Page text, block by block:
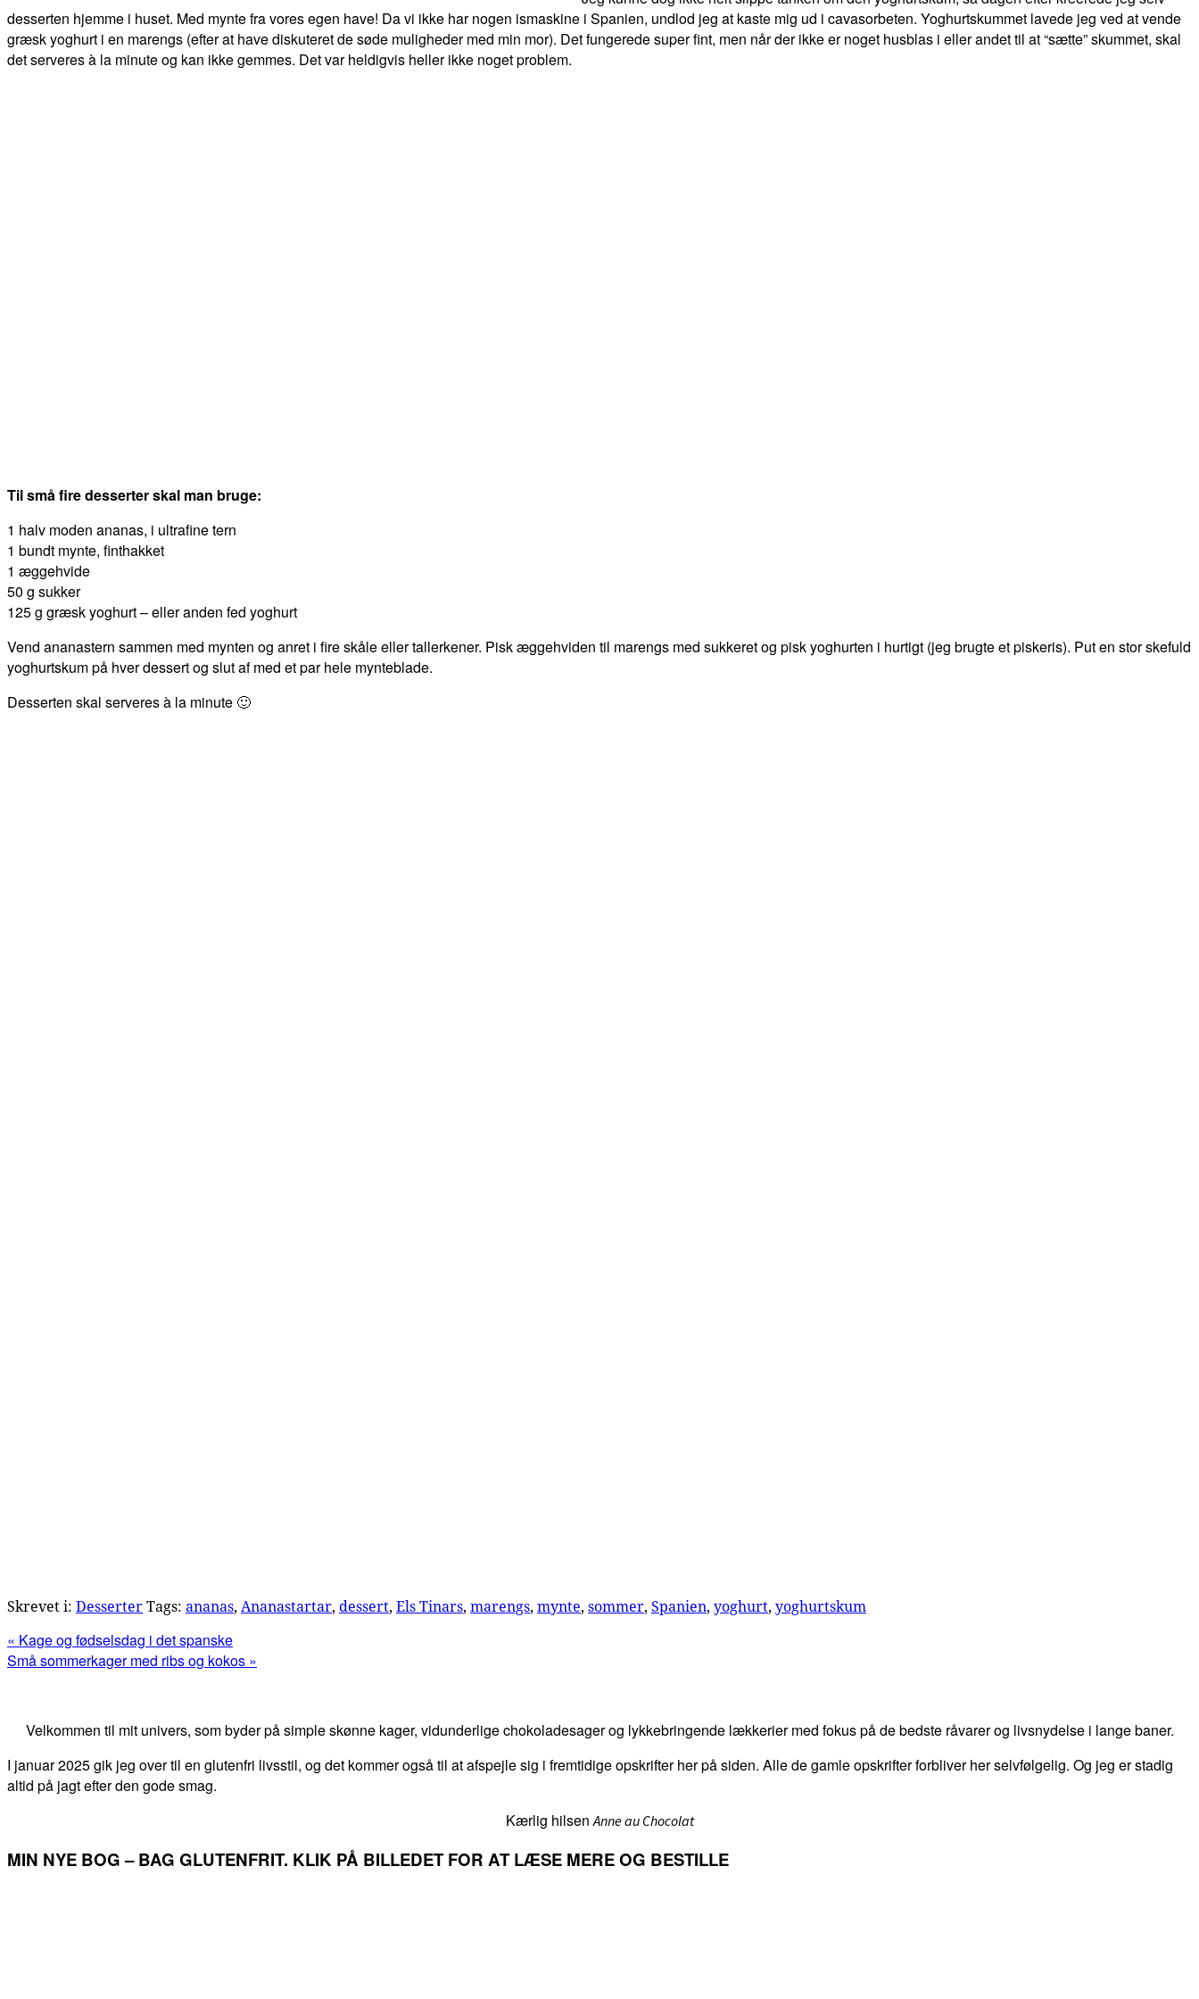
desserten hjemme i huset. Med mynte fra vores egen have! Da vi ikke har nogen ismaskine i Spanien, undlod jeg at kaste mig ud i cavasorbeten. Yoghurtskummet lavede jeg ved at vende
græsk yoghurt i en marengs (efter at have diskuteret de søde muligheder med min mor). Det fungerede super fint, men når der ikke er noget husblas i eller andet til at “sætte” skummet, skal
det serveres à la minute og kan ikke gemmes. Det var heldigvis heller ikke noget problem.
Til små fire desserter skal man bruge:
1 halv moden ananas, i ultrafine tern
1 bundt mynte, finthakket
1 æggehvide
50 g sukker
125 g græsk yoghurt – eller anden fed yoghurt
Vend ananastern sammen med mynten og anret i fire skåle eller tallerkener. Pisk æggehviden til marengs med sukkeret og pisk yoghurten i hurtigt (jeg brugte et piskeris). Put en stor skefuld
yoghurtskum på hver dessert og slut af med et par hele mynteblade.
Desserten skal serveres à la minute 🙂
Skrevet i: Desserter Tags: ananas, Ananastartar, dessert, Els Tinars, marengs, mynte, sommer, Spanien, yoghurt, yoghurtskum
Previous
Post:
« Kage og fødselsdag i det spanske
Next
Små sommerkager med ribs og kokos »
Sidebar
Velkommen til mit univers, som byder på simple skønne kager, vidunderlige chokoladesager og lykkebringende lækkerier med fokus på de bedste råvarer og livsnydelse i lange baner.
I januar 2025 gik jeg over til en glutenfri livsstil, og det kommer også til at afspejle sig i fremtidige opskrifter her på siden. Alle de gamle opskrifter forbliver her selvfølgelig. Og jeg er stadig
altid på jagt efter den gode smag.
Kærlig hilsenAnne au Chocolat
MIN NYE BOG – BAG GLUTENFRIT. KLIK PÅ BILLEDET FOR AT LÆSE MERE OG BESTILLE